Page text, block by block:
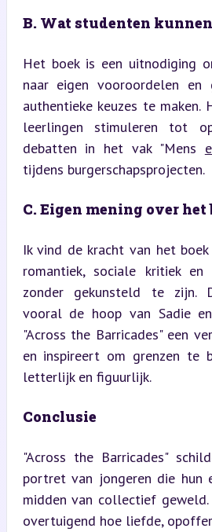
B. Wat studenten
Het boek is een uitnodiging
naar eigen vooroordelen en
authentieke keuzes te maken.
leerlingen stimuleren tot
debatten in het vak "Mens
tijdens burgerschapsprojecten.
C. Eigen mening over het
Ik vind de kracht van het
romantiek, sociale kritiek
zonder gekunsteld te zijn.
vooral de hoop van Sadie
"Across the Barricades" een
en inspireert om grenzen te
letterlijk en figuurlijk.
Conclusie
"Across the Barricades"
portret van jongeren die hun
midden van collectief
overtuigend hoe liefde,